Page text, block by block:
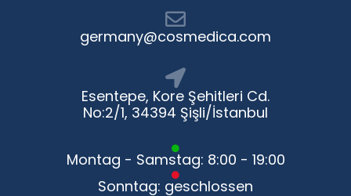
germany@cosmedica.com
Esentepe, Kore Şehitleri Cd.
No:2/1, 34394 Şişli/İstanbul
Montag - Samstag: 8:00 - 19:00
Sonntag: geschlossen